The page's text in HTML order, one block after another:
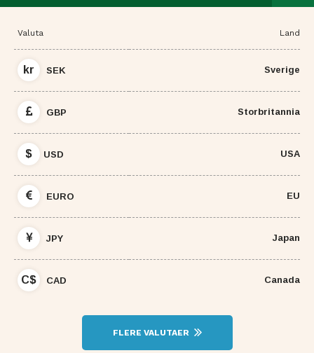
Valuta Land
kr SEK Sverige
GBP Storbritannia
$ USD USA
EURO EU
JPY Japan
C$ CAD Canada
FLERE VALUTAER